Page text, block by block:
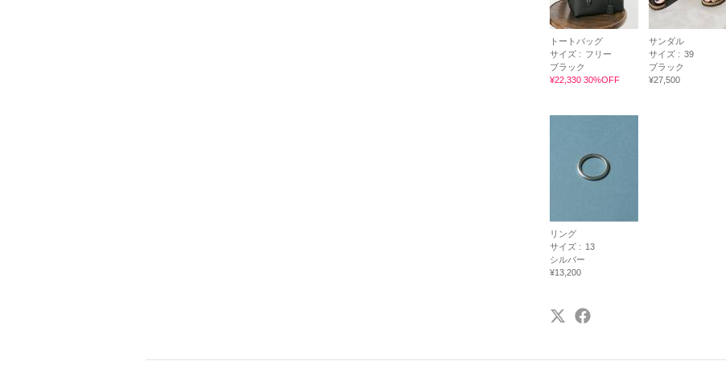
トートバッグ
サイズ : フリー
ブラック
¥22,330 30%OFF
サンダル
サイズ : 39
ブラック
¥27,500
リング
サイズ : 13
シルバー
¥13,200